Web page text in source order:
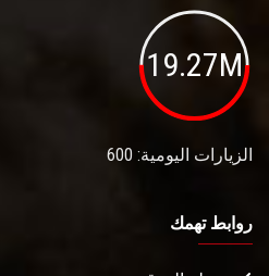
19.27M
الزيارات اليومية: 600
روابط تهمك